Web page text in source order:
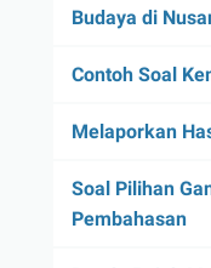
Budaya di
Contoh Soal
Melaporkan
Soal Pilihan
Pembahasan